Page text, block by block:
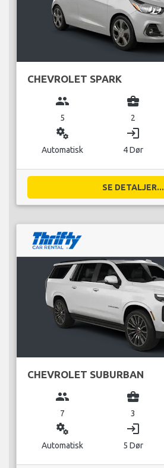
CHEVROLET SPARK
group
5
business_center
2
miscellaneous_services
Automatisk
login
4 Dør
SE DETALJER...
CHEVROLET SUBURBAN
group
7
business_center
3
miscellaneous_services
Automatisk
login
5 Dør